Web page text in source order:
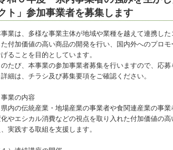
ト」参加事業者を募集します
業は、多様な事業主体が地域や業種を越えて連携し
付加価値の高い商品の開発を行い、国内外へのプロ
ることを目的としています。
たび、本事業の参加事業者募集を行いますので、応募
細は、チラシ及び募集要項をご確認ください。
業の内容
の伝統産業・地場産業の事業者や食関連産業の事業
やエシカル消費などの視点を取り入れた付加価値の
実践する取組を支援します。